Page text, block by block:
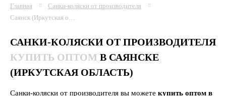
Главная
Санки-коляски от производителя
Саянск (Иркутская область)
САНКИ-КОЛЯСКИ ОТ ПРОИЗВОДИТЕЛЯ
КУПИТЬ ОПТОМ В САЯНСКЕ
(ИРКУТСКАЯ ОБЛАСТЬ)
Санки-коляски от производителя вы можете купить оптом в